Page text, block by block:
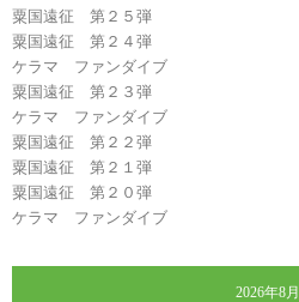
粟国遠征 第２５弾
粟国遠征 第２４弾
ケラマ ファンダイブ
粟国遠征 第２３弾
ケラマ ファンダイブ
粟国遠征 第２２弾
粟国遠征 第２１弾
粟国遠征 第２０弾
ケラマ ファンダイブ
2026年8月